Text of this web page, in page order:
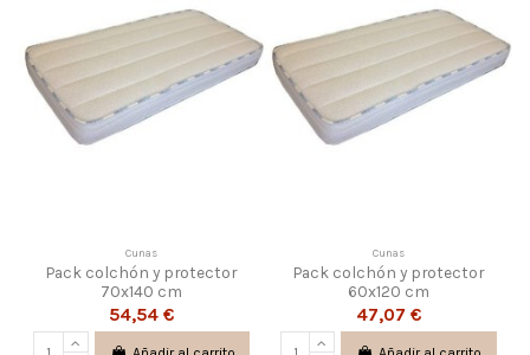
Cunas
Pack colchón y protector
70x140 cm
54,54 €
Cunas
Pack colchón y protector
60x120 cm
47,07 €